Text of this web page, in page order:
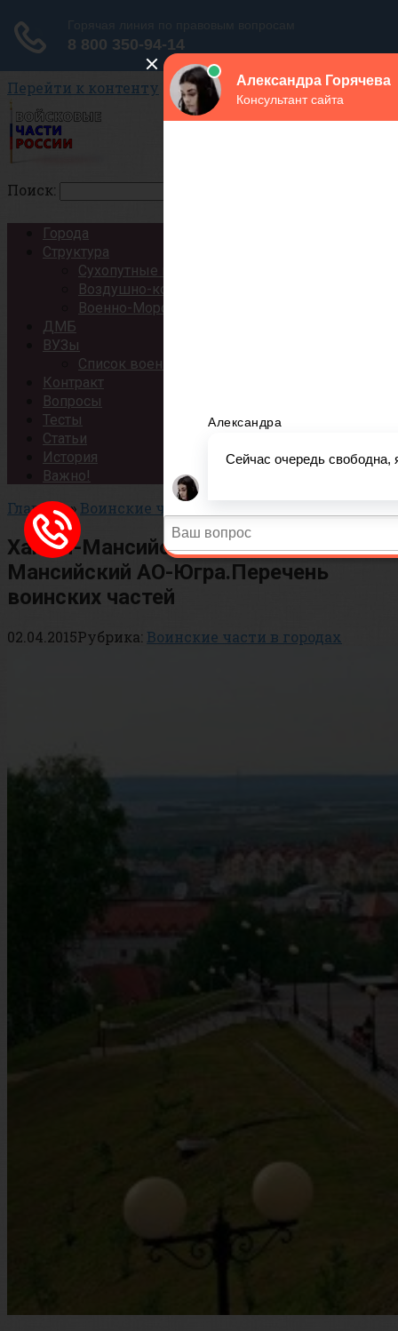
Перейти к контенту
Поиск:
Города
Структура
Сухопутные войска
Воздушно-космические силы
Военно-Морской Флот
ДМБ
ВУЗы
Список военных ВУЗов России
Контракт
Вопросы
Тесты
Статьи
История
Важно!
Главная» Воинские части в городах
Ханты-Мансийск и Ханты-
Мансийский АО-Югра.Перечень
воинских частей
02.04.2015Рубрика: Воинские части в городах